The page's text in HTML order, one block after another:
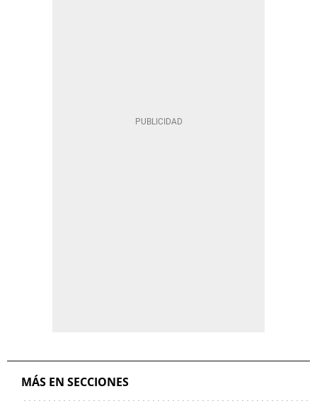
MÁS EN SECCIONES